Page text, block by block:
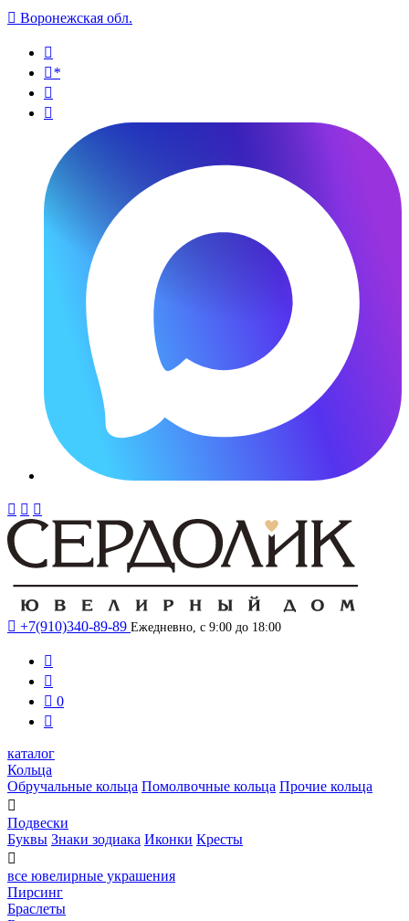
 Воронежская обл.

*


  
 +7(910)340-89-89 Ежедневно, с 9:00 до 18:00


 0

каталог
Кольца
Обручальные кольца Помолвочные кольца Прочие кольца

Подвески
Буквы Знаки зодиака Иконки Кресты

все ювелирные украшения
Пирсинг
Браслеты